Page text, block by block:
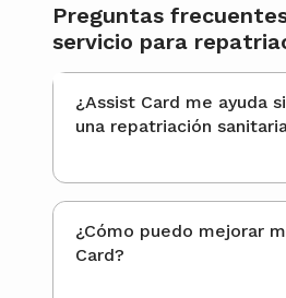
Preguntas
servicio para
¿Assist Card me ayuda
una repatriación
¿Cómo puedo mejorar mi
Card?